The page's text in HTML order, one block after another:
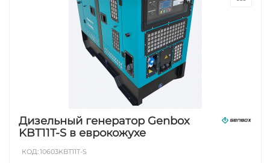
Дизельный генератор Genbox
KBT11T-S в еврокожухе
КОД:10603KBT11T-S